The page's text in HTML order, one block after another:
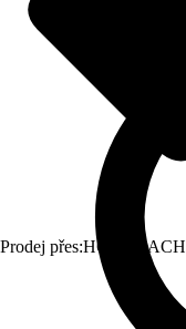
Prodej přes:HORNBACH